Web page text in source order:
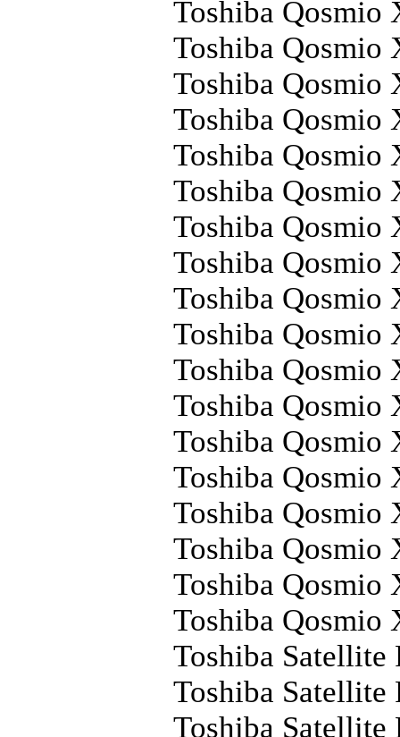
Toshiba Qosmio
Toshiba Qosmio
Toshiba Qosmio
Toshiba Qosmio
Toshiba Qosmio
Toshiba Qosmio
Toshiba Qosmio
Toshiba Qosmio
Toshiba Qosmio
Toshiba Qosmio
Toshiba Qosmio
Toshiba Qosmio
Toshiba Qosmio
Toshiba Qosmio
Toshiba Qosmio
Toshiba Qosmio
Toshiba Qosmio
Toshiba Qosmio
Toshiba Satellite
Toshiba Satellite
Toshiba Satellite